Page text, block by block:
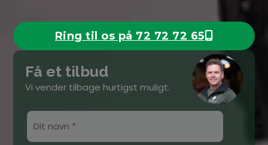
Ring til os på 72 72 72 65
Få et tilbud
Vi vender tilbage hurtigst muligt.